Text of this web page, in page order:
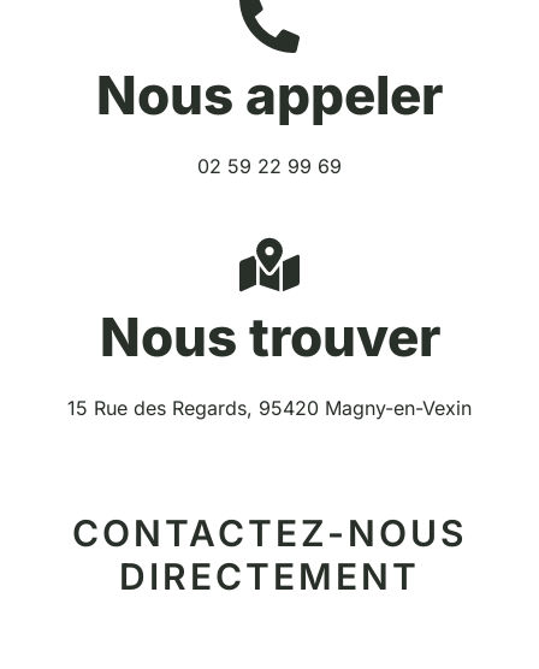
Nous appeler
02 59 22 99 69
Nous trouver
15 Rue des Regards, 95420 Magny-en-Vexin
CONTACTEZ-NOUS
DIRECTEMENT